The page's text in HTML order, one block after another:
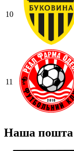
10
11
Наша пошта